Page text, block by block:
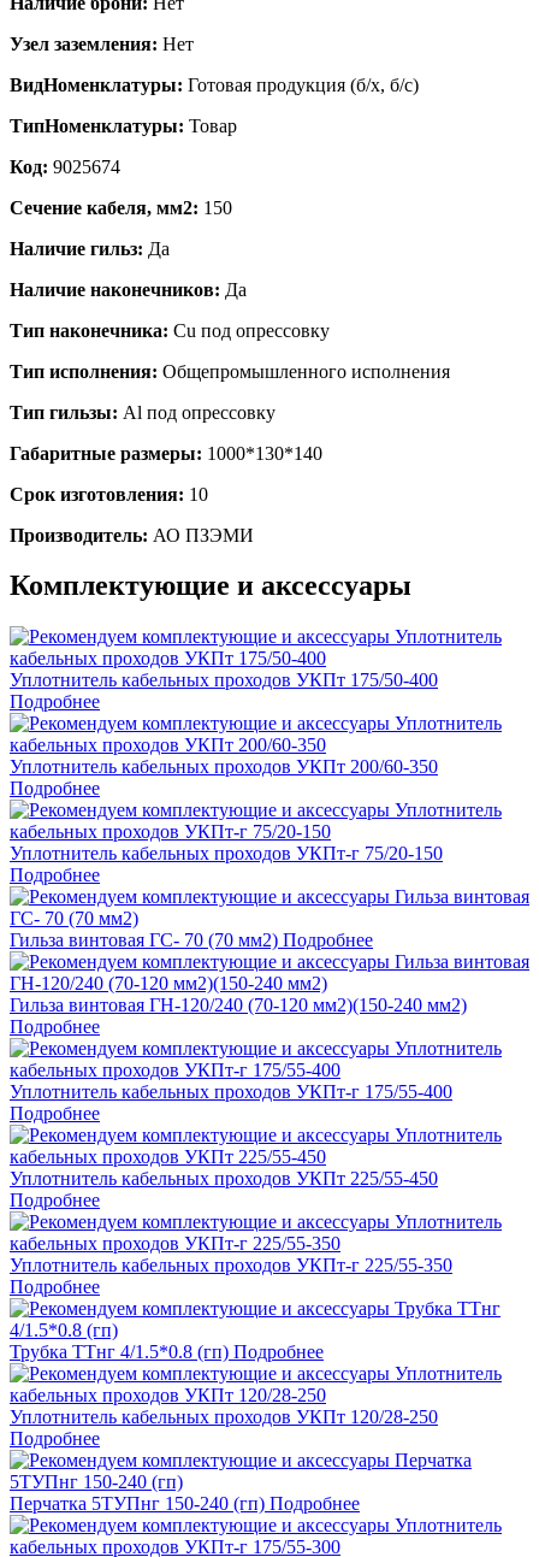
Узел заземления: Нет
ВидНоменклатуры: Готовая продукция (б/х, б/с)
ТипНоменклатуры: Товар
Код: 9025674
Сечение кабеля, мм2: 150
Наличие гильз: Да
Наличие наконечников: Да
Тип наконечника: Cu под опрессовку
Тип исполнения: Общепромышленного исполнения
Тип гильзы: Al под опрессовку
Габаритные размеры: 1000*130*140
Срок изготовления: 10
Производитель: АО ПЗЭМИ
Комплектующие и аксессуары
Уплотнитель кабельных проходов УКПт 175/50-400
Подробнее
Уплотнитель кабельных проходов УКПт 200/60-350
Подробнее
Уплотнитель кабельных проходов УКПт-г 75/20-150
Подробнее
Гильза винтовая ГС- 70 (70 мм2) Подробнее
Гильза винтовая ГН-120/240 (70-120 мм2)(150-240 мм2)
Подробнее
Уплотнитель кабельных проходов УКПт-г 175/55-400
Подробнее
Уплотнитель кабельных проходов УКПт 225/55-450
Подробнее
Уплотнитель кабельных проходов УКПт-г 225/55-350
Подробнее
Трубка ТТнг 4/1.5*0.8 (гп) Подробнее
Уплотнитель кабельных проходов УКПт 120/28-250
Подробнее
Перчатка 5ТУПнг 150-240 (гп) Подробнее